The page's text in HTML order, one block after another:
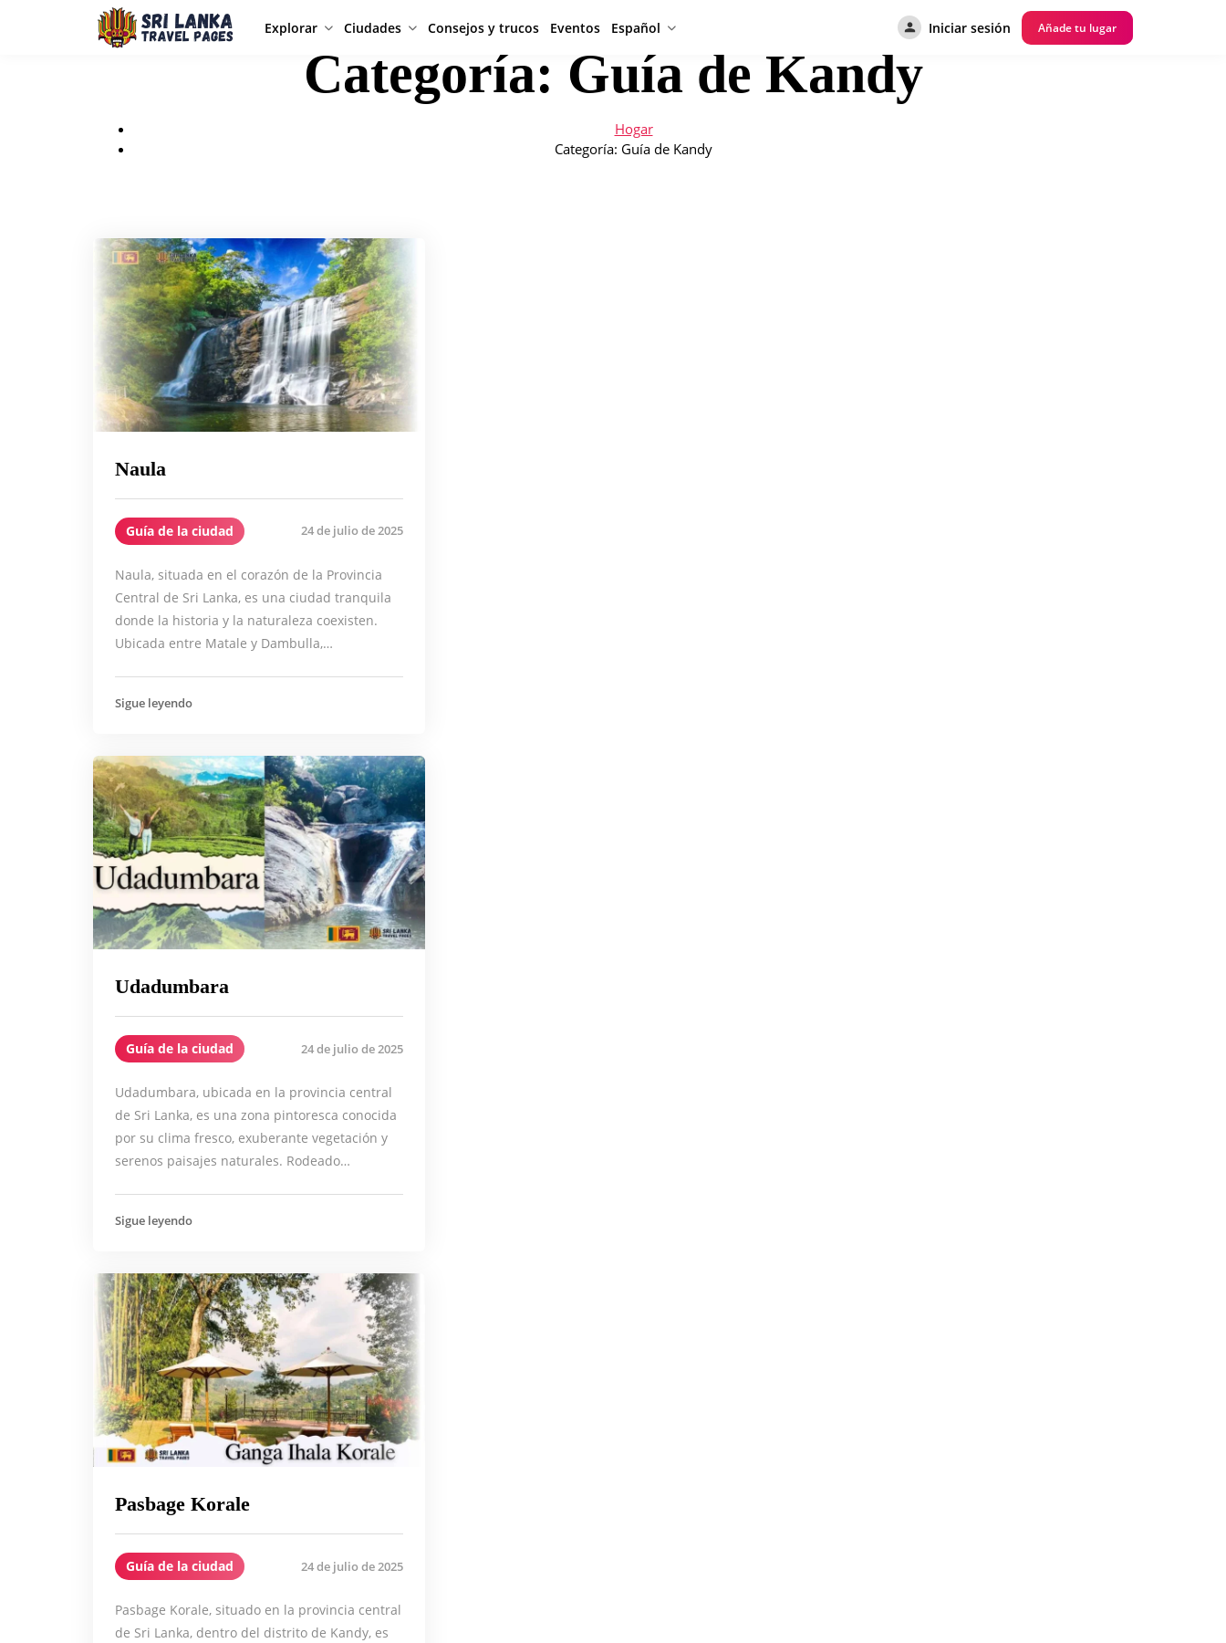
Explorar Ciudades Consejos y trucos Eventos Español Iniciar sesión Añade tu lugar
Categoría: Guía de Kandy
Hogar
Categoría: Guía de Kandy
Naula
Guía de la ciudad 24 de julio de 2025
Naula, situada en el corazón de la Provincia
Central de Sri Lanka, es una ciudad tranquila
donde la historia y la naturaleza coexisten.
Ubicada entre Matale y Dambulla,…
Sigue leyendo
Udadumbara
Guía de la ciudad 24 de julio de 2025
Udadumbara, ubicada en la provincia central
de Sri Lanka, es una zona pintoresca conocida
por su clima fresco, exuberante vegetación y
serenos paisajes naturales. Rodeado…
Sigue leyendo
Pasbage Korale
Guía de la ciudad 24 de julio de 2025
Pasbage Korale, situado en la provincia central
de Sri Lanka, dentro del distrito de Kandy, es